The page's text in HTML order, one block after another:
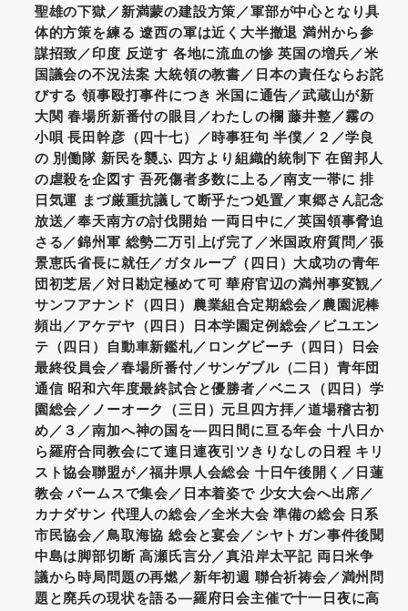
聖雄の下獄／新満蒙の建設方策／軍部が中心となり具
体的方策を練る 遼西の軍は近く大半撤退 満州から参
謀招致／印度 反逆す 各地に流血の惨 英国の増兵／米
国議会の不況法案 大統領の教書／日本の責任ならお詫
びする 領事殴打事件につき 米国に通告／武蔵山が新
大関 春場所新番付の眼目／わたしの欄 藤井整／霧の
小唄 長田幹彦（四十七）／時事狂句 半僕／２／学良
の 別働隊 新民を襲ふ 四方より組織的統制下 在留邦人
の虐殺を企図す 吾死傷者多数に上る／南支一帯に 排
日気運 まづ厳重抗議して断乎たつ処置／東郷さん記念
放送／奉天南方の討伐開始 一両日中に／英国領事脅迫
さる／錦州軍 総勢二万引上げ完了／米国政府質問／張
景恵氏省長に就任／ガタループ（四日）大成功の青年
団初芝居／対日勘定極めて可 華府官辺の満州事変観／
サンフアナンド（四日）農業組合定期総会／農園泥棒
頻出／アケデヤ（四日）日本学園定例総会／ビユエン
テ（四日）自動車新鑑札／ロングビーチ（四日）日会
最終役員会／春場所番付／サンゲブル（二日）青年団
通信 昭和六年度最終試合と優勝者／ベニス（四日）学
園総会／ノーオーク（三日）元旦四方拝／道場稽古初
め／３／南加へ神の国を―四日間に亘る年会 十八日か
ら羅府合同教会にて連日連夜引ツきりなしの日程 キリ
スト協会聯盟が／福井県人会総会 十日午後開く／日蓮
教会 パームスで集会／日本着姿で 少女大会へ出席／
カナダサン 代理人の総会／全米大会 準備の総会 日系
市民協会／鳥取海協 総会と宴会／シヤトガン事件後聞
中島は脚部切断 高瀬氏言分／真沿岸太平記 両日米争
議から時局問題の再燃／新年初週 聯合祈祷会／満州問
題と廃兵の現状を語る―羅府日会主催で十一日夜に高